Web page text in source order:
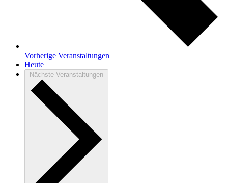
Vorherige Veranstaltungen
Heute
Nächste Veranstaltungen